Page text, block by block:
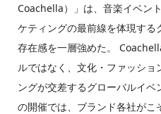
Coachella）」は、音楽イベン
ケティングの最前線を体現す
存在感を一層強めた。
ルではなく、文化・ファッショ
ングが交差するグローバルイ
の開催では、ブランド各社が